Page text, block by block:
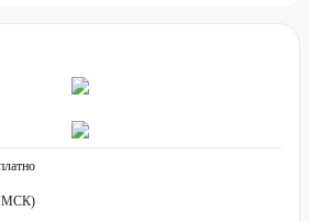
МСК)